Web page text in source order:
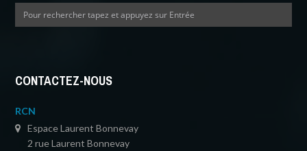
CONTACTEZ-NOUS
RCN
Espace Laurent Bonnevay
2 rue Laurent Bonnevay